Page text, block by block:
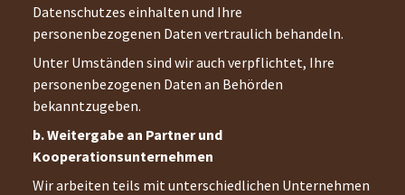
Datenschutzes einhalten und Ihre
personenbezogenen Daten vertraulich behandeln.
Unter Umständen sind wir auch verpflichtet, Ihre
personenbezogenen Daten an Behörden
bekanntzugeben.
b. Weitergabe an Partner und
Kooperationsunternehmen
Wir arbeiten teils mit unterschiedlichen Unternehmen